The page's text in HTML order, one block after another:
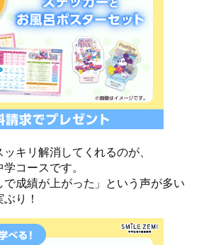
キリ解消してくれるのが、
コースです。
成績が上がった」という声が多い
り！